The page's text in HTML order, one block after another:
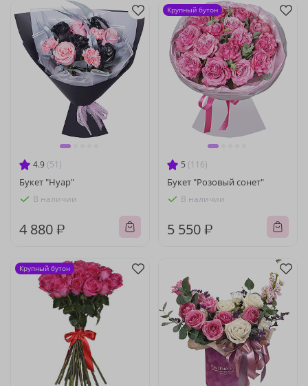
4.9 (51)
Букет "Нуар"
В наличии
4 880 ₽
5 (116)
Букет "Розовый сонет"
В наличии
5 550 ₽
Крупный бутон
Крупный бутон